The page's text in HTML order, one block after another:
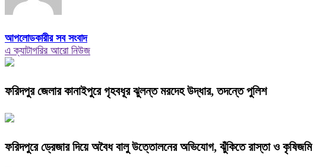
আপলোডকারীর সব সংবাদ
এ ক্যাটাগরির আরো নিউজ
ফরিদপুর জেলার কানাইপুরে গৃহবধূর ঝুলন্ত মরদেহ উদ্ধার, তদন্তে পুলিশ
ফরিদপুরে ড্রেজার দিয়ে অবৈধ বালু উত্তোলনের অভিযোগ, ঝুঁকিতে রাস্তা ও কৃষিজমি